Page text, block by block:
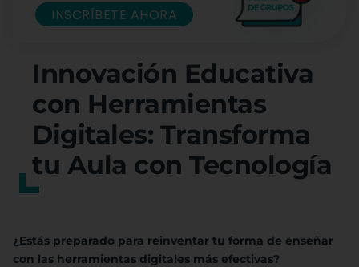
Innovación Educativa
con Herramientas
Digitales: Transforma
tu Aula con Tecnología
¿Estás preparado para reinventar tu forma de enseñar
con las herramientas digitales más efectivas?
INSCRÍBETE AHORA